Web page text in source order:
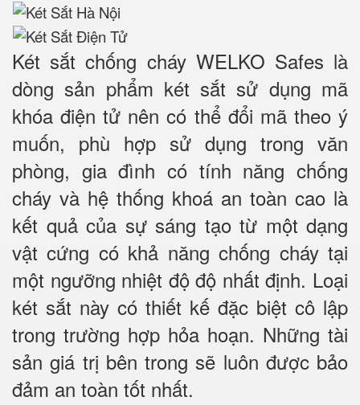
Két sắt chống cháy WELKO Safes là
dòng sản phẩm két sắt sử dụng mã
khóa điện tử nên có thể đổi mã theo ý
muốn, phù hợp sử dụng trong văn
phòng, gia đình có tính năng chống
cháy và hệ thống khoá an toàn cao là
kết quả của sự sáng tạo từ một dạng
vật cứng có khả năng chống cháy tại
một ngưỡng nhiệt độ độ nhất định. Loại
két sắt này có thiết kế đặc biệt cô lập
trong trường hợp hỏa hoạn. Những tài
sản giá trị bên trong sẽ luôn được bảo
đảm an toàn tốt nhất.